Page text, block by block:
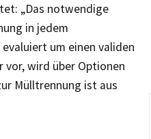
„Das notwendige
in jedem
um einen validen
wird über Optionen
Mülltrennung ist aus